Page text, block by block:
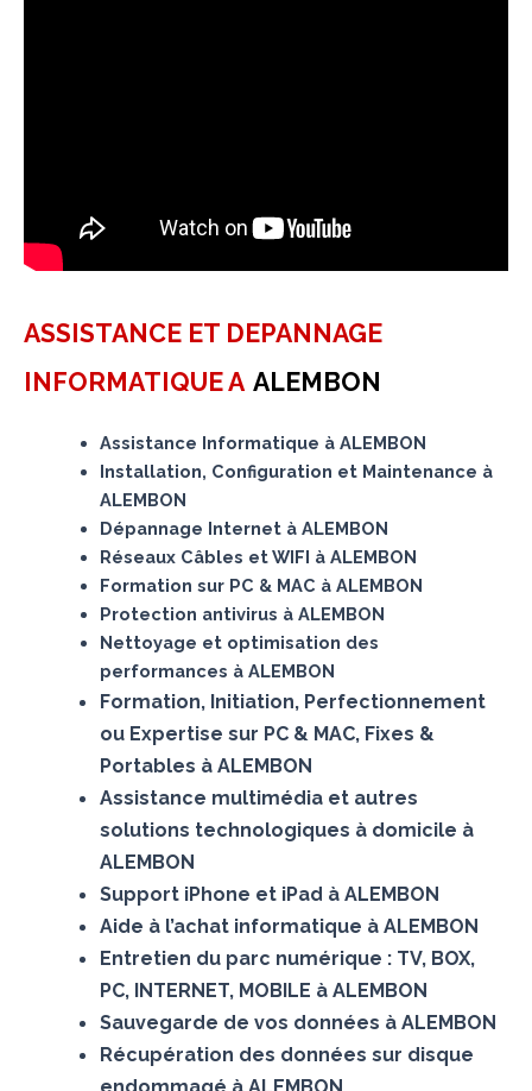
ASSISTANCE ET DEPANNAGE
INFORMATIQUE A ALEMBON
Assistance Informatique à ALEMBON
Installation, Configuration et Maintenance à
ALEMBON
Dépannage Internet à ALEMBON
Réseaux Câbles et WIFI à ALEMBON
Formation sur PC & MAC à ALEMBON
Protection antivirus à ALEMBON
Nettoyage et optimisation des
performances à ALEMBON
Formation, Initiation, Perfectionnement
ou Expertise sur PC & MAC, Fixes &
Portables à ALEMBON
Assistance multimédia et autres
solutions technologiques à domicile à
ALEMBON
Support iPhone et iPad à ALEMBON
Aide à l’achat informatique à ALEMBON
Entretien du parc numérique : TV, BOX,
PC, INTERNET, MOBILE à ALEMBON
Sauvegarde de vos données à ALEMBON
Récupération des données sur disque
endommagé à ALEMBON